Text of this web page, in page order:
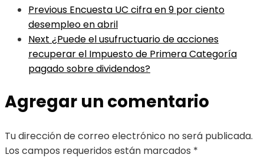
Previous Encuesta UC cifra en 9 por ciento
desempleo en abril
Next ¿Puede el usufructuario de acciones
recuperar el Impuesto de Primera Categoría
pagado sobre dividendos?
Agregar un comentario
Tu dirección de correo electrónico no será publicada.
Los campos requeridos están marcados *